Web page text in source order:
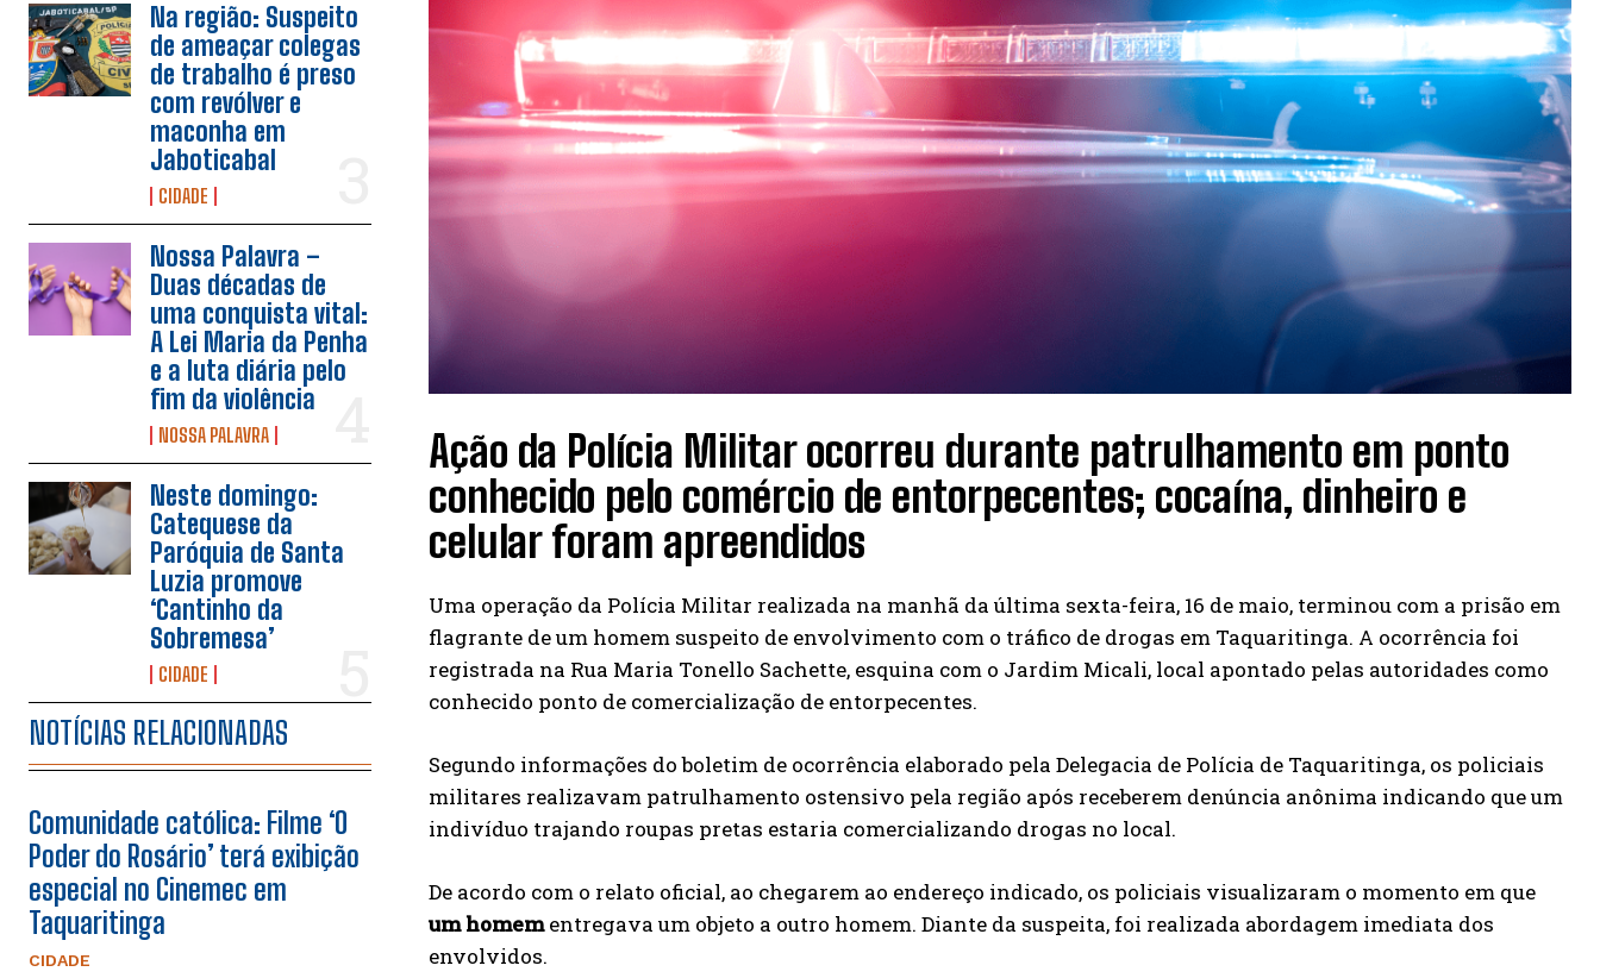
Na região: Suspeito
de ameaçar colegas
de trabalho é preso
com revólver e
maconha em
Jaboticabal
CIDADE
Nossa Palavra –
Duas décadas de
uma conquista vital:
A Lei Maria da Penha
e a luta diária pelo
fim da violência
NOSSA PALAVRA
Neste domingo:
Catequese da
Paróquia de Santa
Luzia promove
‘Cantinho da
Sobremesa’
CIDADE
NOTÍCIAS RELACIONADAS
Comunidade católica: Filme ‘O
Poder do Rosário’ terá exibição
especial no Cinemec em
Taquaritinga
CIDADE
Ação da Polícia Militar ocorreu durante patrulhamento em ponto
conhecido pelo comércio de entorpecentes; cocaína, dinheiro e
celular foram apreendidos
Uma operação da Polícia Militar realizada na manhã da última sexta-feira, 16 de maio, terminou com a prisão em
flagrante de um homem suspeito de envolvimento com o tráfico de drogas em Taquaritinga. A ocorrência foi
registrada na Rua Maria Tonello Sachette, esquina com o Jardim Micali, local apontado pelas autoridades como
conhecido ponto de comercialização de entorpecentes.
Segundo informações do boletim de ocorrência elaborado pela Delegacia de Polícia de Taquaritinga, os policiais
militares realizavam patrulhamento ostensivo pela região após receberem denúncia anônima indicando que um
indivíduo trajando roupas pretas estaria comercializando drogas no local.
De acordo com o relato oficial, ao chegarem ao endereço indicado, os policiais visualizaram o momento em que
um homementregava um objeto a outro homem. Diante da suspeita, foi realizada abordagem imediata dos
envolvidos.